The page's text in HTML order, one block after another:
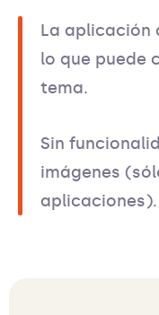
La aplicación
lo que puede
tema.
Sin
imágenes
aplicaciones).